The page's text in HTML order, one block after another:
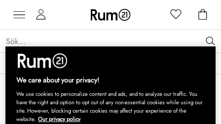
Få 15 % rabatt på Grythyttan Stålmöbler* →
We care about your privacy!
We use cookies to personalize content and ads, and to analyze our traffic. You
have the right and option to opt out of any non-essential cookies while using our
site. However, blocking certain cookies may affect your experience of the
website. Our privacy policy